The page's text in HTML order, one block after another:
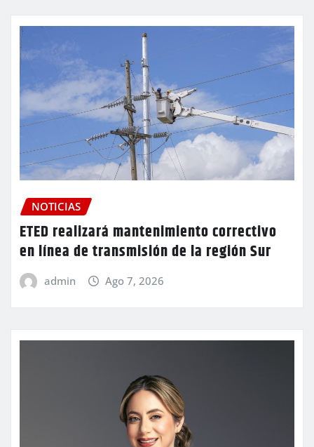
NOTICIAS
ETED realizará mantenimiento correctivo
en línea de transmisión de la región Sur
admin Ago 7, 2026